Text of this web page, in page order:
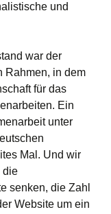
und
war der
Rahmen, in dem
für das
Ein
unter
Mal. Und wir
die
senken, die Zahl
Website um ein